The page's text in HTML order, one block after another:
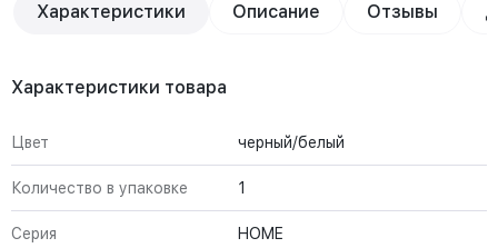
Характеристики Описание Отзывы
Характеристики товара
Цвет черный/белый
Количество в упаковке 1
Серия HOME